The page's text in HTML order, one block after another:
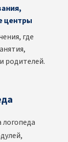
центры
где
родителей.